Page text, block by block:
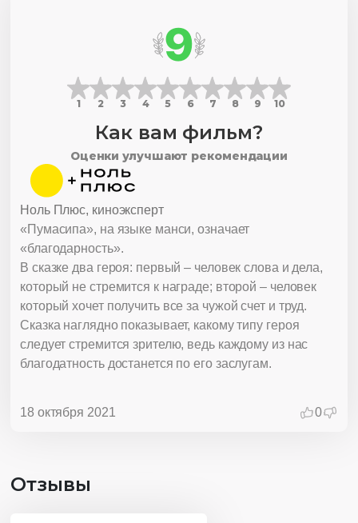
9
1 2 3 4 5 6 7 8 9 10
Как вам фильм?
Оценки улучшают рекомендации
«Пумасипа», на языке манси, означает
«благодарность».
В сказке два героя: первый – человек слова и дела,
который не стремится к награде; второй – человек
который хочет получить все за чужой счет и труд.
Сказка наглядно показывает, какому типу героя
следует стремится зрителю, ведь каждому из нас
благодатность достанется по его заслугам.
18 октября 2021 0
Ноль Плюс, киноэксперт
Отзывы